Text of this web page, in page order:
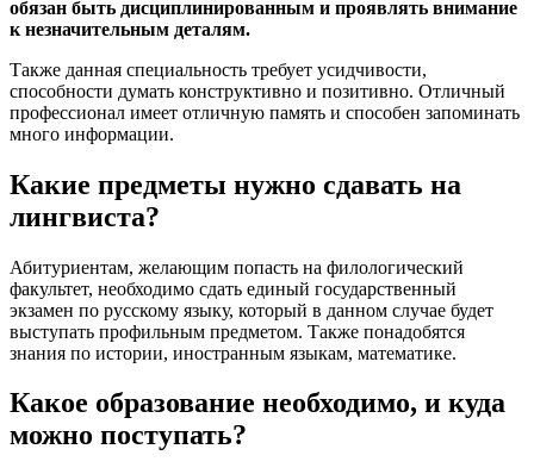
обязан быть дисциплинированным и проявлять внимание
к незначительным деталям.
Также данная специальность требует усидчивости,
способности думать конструктивно и позитивно. Отличный
профессионал имеет отличную память и способен запоминать
много информации.
Какие предметы нужно сдавать на
лингвиста?
Абитуриентам, желающим попасть на филологический
факультет, необходимо сдать единый государственный
экзамен по русскому языку, который в данном случае будет
выступать профильным предметом. Также понадобятся
знания по истории, иностранным языкам, математике.
Какое образование необходимо, и куда
можно поступать?